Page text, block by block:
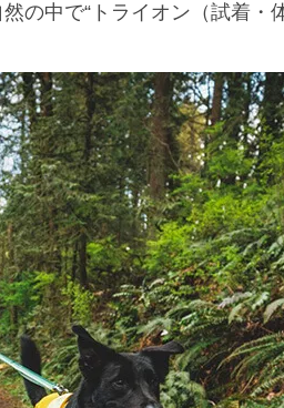
の中で“トライオン（試着・